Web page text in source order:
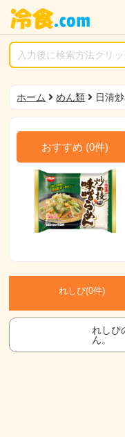
ホーム めん類 日清
おすすめ (0件)
れしぴ(0件)
れしぴ
ん。